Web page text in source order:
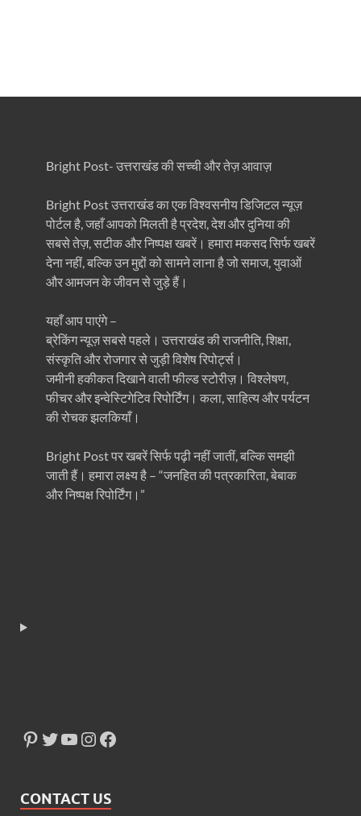
Bright Post- उत्तराखंड की सच्ची और तेज़ आवाज़
Bright Post उत्तराखंड का एक विश्वसनीय डिजिटल न्यूज़
पोर्टल है, जहाँ आपको मिलती है प्रदेश, देश और दुनिया की
सबसे तेज़, सटीक और निष्पक्ष खबरें। हमारा मकसद सिर्फ खबरें
देना नहीं, बल्कि उन मुद्दों को सामने लाना है जो समाज, युवाओं
और आमजन के जीवन से जुड़े हैं।
यहाँ आप पाएंगे –
ब्रेकिंग न्यूज़ सबसे पहले। उत्तराखंड की राजनीति, शिक्षा,
संस्कृति और रोजगार से जुड़ी विशेष रिपोर्ट्स।
जमीनी हकीकत दिखाने वाली फील्ड स्टोरीज़। विश्लेषण,
फीचर और इन्वेस्टिगेटिव रिपोर्टिंग। कला, साहित्य और पर्यटन
की रोचक झलकियाँ।
Bright Post पर खबरें सिर्फ पढ़ी नहीं जातीं, बल्कि समझी
जाती हैं। हमारा लक्ष्य है – “जनहित की पत्रकारिता, बेबाक
और निष्पक्ष रिपोर्टिंग।”
CONTACT US